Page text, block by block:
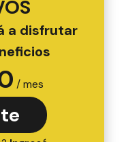
a disfrutar
/ mes